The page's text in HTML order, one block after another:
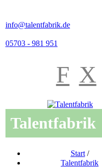
info@talentfabrik.de
05703 - 981 951
F X
Talentfabrik
Start /
Talentfabrik